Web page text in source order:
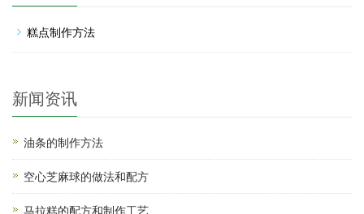
糕点制作方法
新闻资讯
油条的制作方法
空心芝麻球的做法和配方
马拉糕的配方和制作工艺